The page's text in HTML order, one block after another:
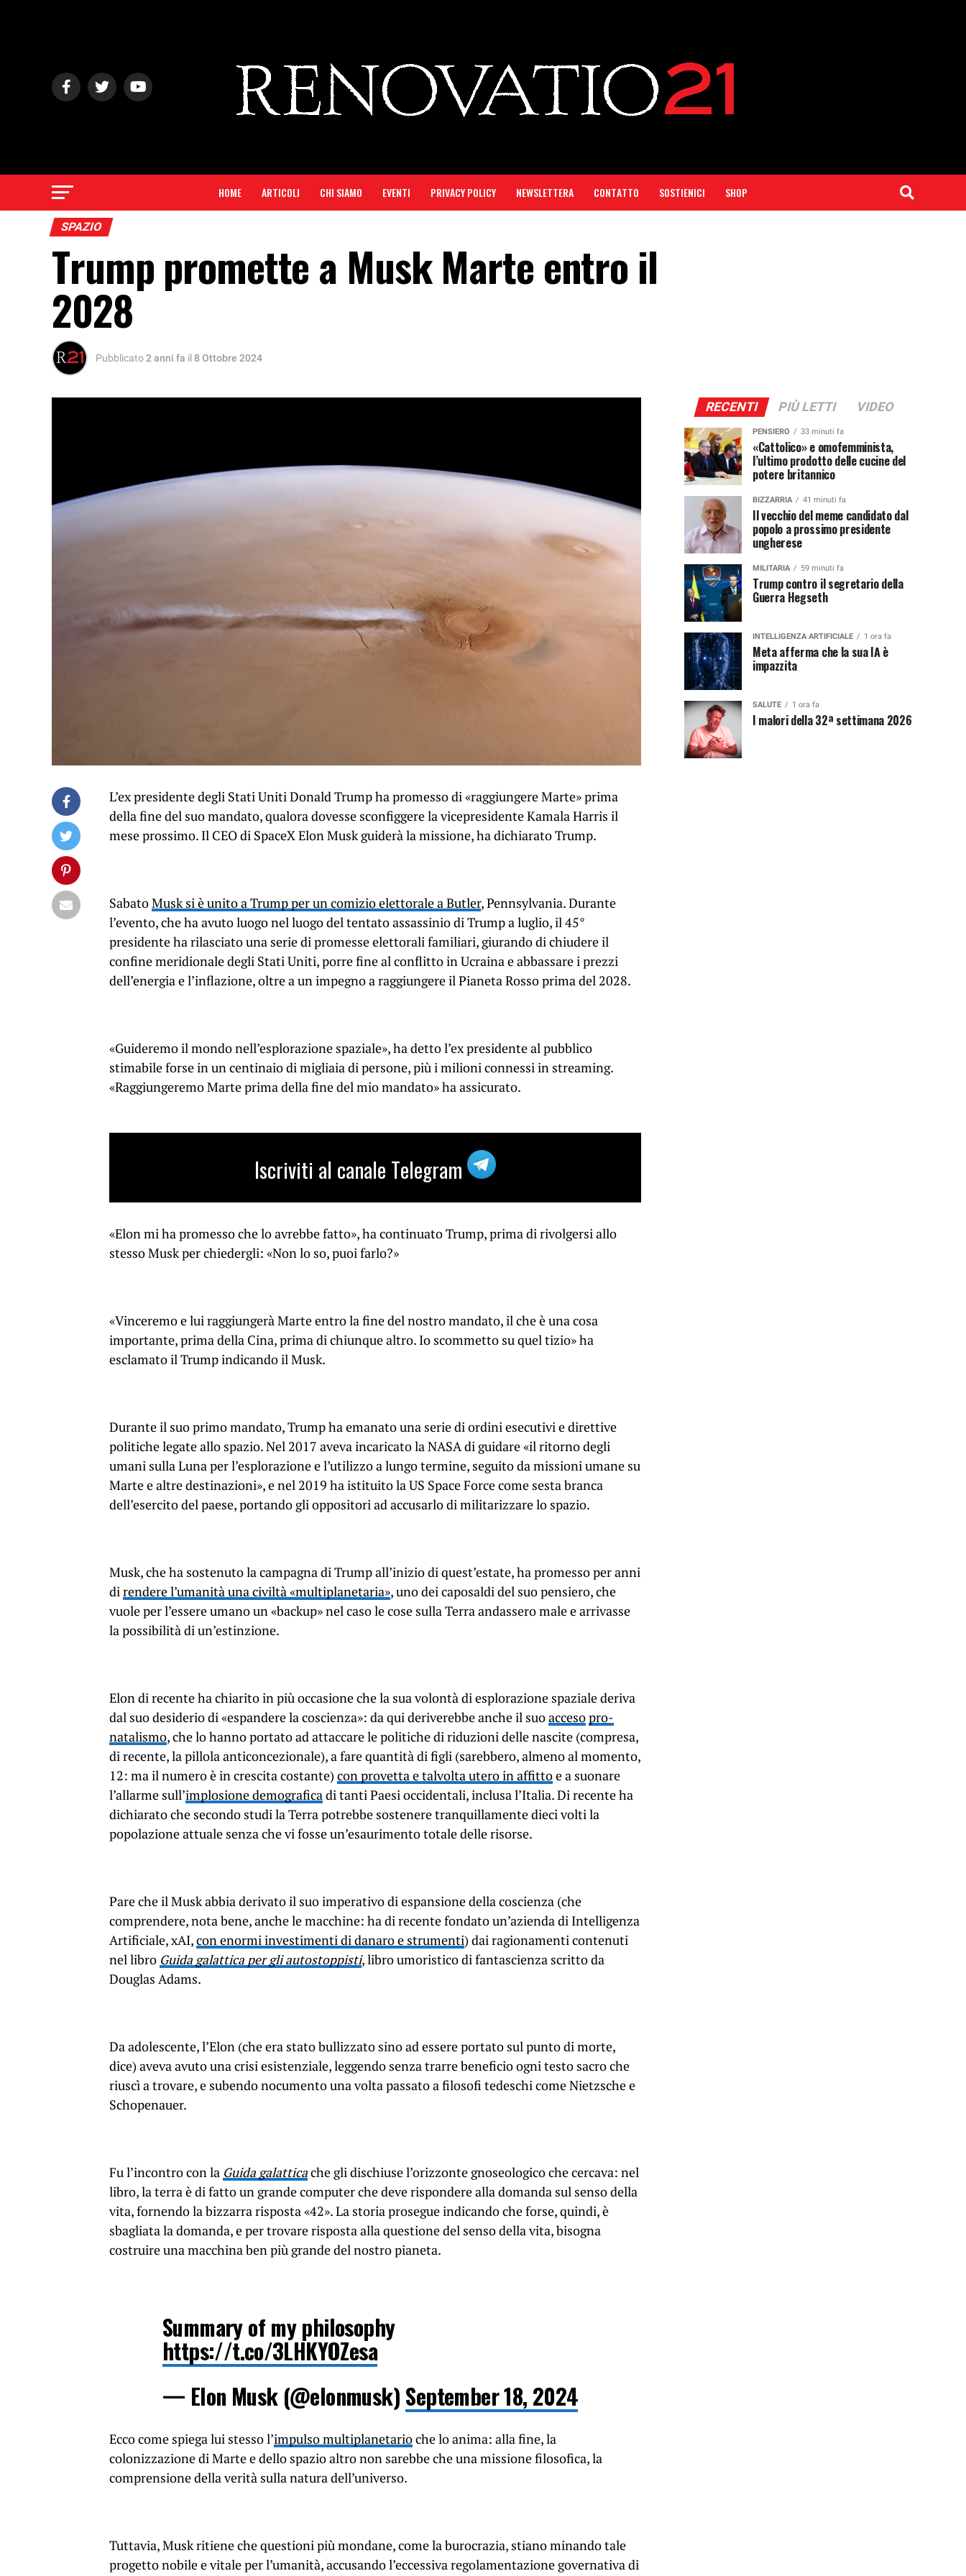
HOME ARTICOLI CHI SIAMO EVENTI PRIVACY POLICY NEWSLETTERA CONTATTO SOSTIENICI SHOP
SPAZIO
Trump promette a Musk Marte entro il
2028
Pubblicato2 anni fa il 8 Ottobre 2024
L’ex presidente degli Stati Uniti Donald Trump ha promesso di «raggiungere Marte» prima
della fine del suo mandato, qualora dovesse sconfiggere la vicepresidente Kamala Harris il
mese prossimo. Il CEO di SpaceX Elon Musk guiderà la missione, ha dichiarato Trump.
SabatoMusk si è unito a Trump per un comizio elettorale a Butler, Pennsylvania. Durante
l’evento, che ha avuto luogo nel luogo del tentato assassinio di Trump a luglio, il 45°
presidente ha rilasciato una serie di promesse elettorali familiari, giurando di chiudere il
confine meridionale degli Stati Uniti, porre fine al conflitto in Ucraina e abbassare i prezzi
dell’energia e l’inflazione, oltre a un impegno a raggiungere il Pianeta Rosso prima del 2028.
«Guideremo il mondo nell’esplorazione spaziale», ha detto l’ex presidente al pubblico
stimabile forse in un centinaio di migliaia di persone, più i milioni connessi in streaming.
«Raggiungeremo Marte prima della fine del mio mandato» ha assicurato.
Iscriviti al canale Telegram
«Elon mi ha promesso che lo avrebbe fatto», ha continuato Trump, prima di rivolgersi allo
stesso Musk per chiedergli: «Non lo so, puoi farlo?»
«Vinceremo e lui raggiungerà Marte entro la fine del nostro mandato, il che è una cosa
importante, prima della Cina, prima di chiunque altro. Io scommetto su quel tizio» ha
esclamato il Trump indicando il Musk.
Durante il suo primo mandato, Trump ha emanato una serie di ordini esecutivi e direttive
politiche legate allo spazio. Nel 2017 aveva incaricato la NASA di guidare «il ritorno degli
umani sulla Luna per l’esplorazione e l’utilizzo a lungo termine, seguito da missioni umane su
Marte e altre destinazioni», e nel 2019 ha istituito la US Space Force come sesta branca
dell’esercito del paese, portando gli oppositori ad accusarlo di militarizzare lo spazio.
Musk, che ha sostenuto la campagna di Trump all’inizio di quest’estate, ha promesso per anni
direndere l’umanità una civiltà «multiplanetaria», uno dei caposaldi del suo pensiero, che
vuole per l’essere umano un «backup» nel caso le cose sulla Terra andassero male e arrivasse
la possibilità di un’estinzione.
Elon di recente ha chiarito in più occasione che la sua volontà di esplorazione spaziale deriva
dal suo desiderio di «espandere la coscienza»: da qui deriverebbe anche il suoaccesopro-
natalismo, che lo hanno portato ad attaccare le politiche di riduzioni delle nascite (compresa,
di recente, la pillola anticoncezionale), a fare quantità di figli (sarebbero, almeno al momento,
12: ma il numero è in crescita costante) con provetta e talvolta utero in affittoe a suonare
l’allarme sull’implosione demograficadi tanti Paesi occidentali, inclusa l’Italia. Di recente ha
dichiarato che secondo studi la Terra potrebbe sostenere tranquillamente dieci volti la
popolazione attuale senza che vi fosse un’esaurimento totale delle risorse.
Pare che il Musk abbia derivato il suo imperativo di espansione della coscienza (che
comprendere, nota bene, anche le macchine: ha di recente fondato un’azienda di Intelligenza
Artificiale, xAI,con enormi investimenti di danaro e strumenti) dai ragionamenti contenuti
nel libro Guida galattica per gli autostoppisti, libro umoristico di fantascienza scritto da
Douglas Adams.
Da adolescente, l’Elon (che era stato bullizzato sino ad essere portato sul punto di morte,
dice) aveva avuto una crisi esistenziale, leggendo senza trarre beneficio ogni testo sacro che
riuscì a trovare, e subendo nocumento una volta passato a filosofi tedeschi come Nietzsche e
Schopenauer.
Fu l’incontro con la Guida galatticache gli dischiuse l’orizzonte gnoseologico che cercava: nel
libro, la terra è di fatto un grande computer che deve rispondere alla domanda sul senso della
vita, fornendo la bizzarra risposta «42». La storia prosegue indicando che forse, quindi, è
sbagliata la domanda, e per trovare risposta alla questione del senso della vita, bisogna
costruire una macchina ben più grande del nostro pianeta.
Summary of my philosophy
https://t.co/3LHKYOZesa
— Elon Musk (@elonmusk) September 18, 2024
Ecco come spiega lui stesso l’impulso multiplanetarioche lo anima: alla fine, la
colonizzazione di Marte e dello spazio altro non sarebbe che una missione filosofica, la
comprensione della verità sulla natura dell’universo.
Tuttavia, Musk ritiene che questioni più mondane, come la burocrazia, stiano minando tale
progetto nobile e vitale per l’umanità, accusando l’eccessiva regolamentazione governativa di
RECENTI PIÙ LETTI VIDEO
PENSIERO 33 minuti fa
«Cattolico» e omofemminista,
l’ultimo prodotto delle cucine del
potere britannico
BIZZARRIA 41 minuti fa
Il vecchio del meme candidato dal
popolo a prossimo presidente
ungherese
MILITARIA 59 minuti fa
Trump contro il segretario della
Guerra Hegseth
INTELLIGENZA ARTIFICIALE 1 ora fa
Meta afferma che la sua IA è
impazzita
SALUTE 1 ora fa
I malori della 32ª settimana 2026